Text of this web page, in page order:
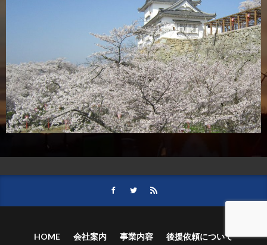
HOME 会社案内 事業内容 後援依頼について